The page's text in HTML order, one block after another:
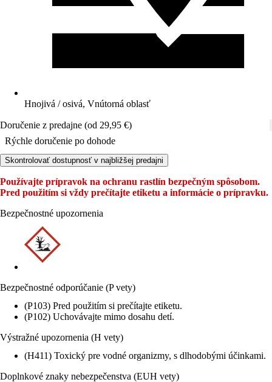
Hnojivá / osivá, Vnútorná oblasť
Doručenie z predajne (od 29,95 €)
Rýchle doručenie po dohode
Skontrolovať dostupnosť v najbližšej predajni
Používajte prípravok na ochranu rastlín bezpečným spôsobom.
Pred použitím si vždy prečítajte etiketu a informácie o prípravku.
Bezpečnostné upozornenia
Bezpečnostné odporúčanie (P vety)
(P103) Pred použitím si prečítajte etiketu.
(P102) Uchovávajte mimo dosahu detí.
Výstražné upozornenia (H vety)
(H411) Toxický pre vodné organizmy, s dlhodobými účinkami.
Doplnkové znaky nebezpečenstva (EUH vety)